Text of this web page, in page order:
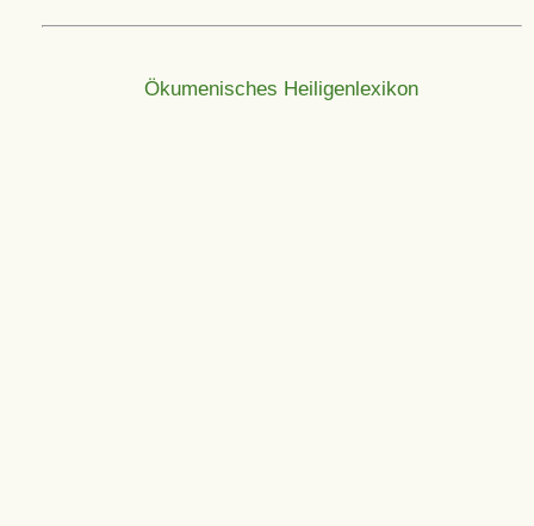
Ökumenisches Heiligenlexikon